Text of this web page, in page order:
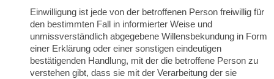
Einwilligung ist jede von der betroffenen Person freiwillig für
den bestimmten Fall in informierter Weise und
unmissverständlich abgegebene Willensbekundung in Form
einer Erklärung oder einer sonstigen eindeutigen
bestätigenden Handlung, mit der die betroffene Person zu
verstehen gibt, dass sie mit der Verarbeitung der sie